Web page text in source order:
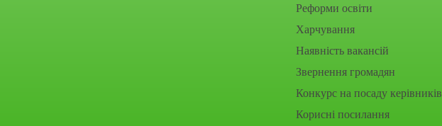
Реформи освіти
Харчування
Наявність вакансій
Звернення громадян
Конкурс на посаду керівників
Корисні посилання